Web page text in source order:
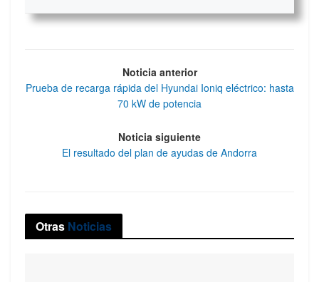
Noticia anterior
Prueba de recarga rápida del Hyundai Ioniq eléctrico: hasta
70 kW de potencia
Noticia siguiente
El resultado del plan de ayudas de Andorra
Otras Noticias